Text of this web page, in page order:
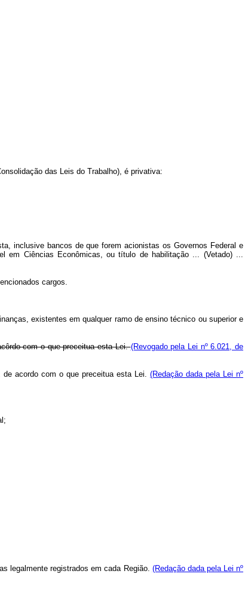
das Leis do Trabalho), é privativa:
inclusive bancos de que forem acionistas os Governos Federal e
em Ciências Econômicas, ou título de habilitação ... (Vetado) ...
cargos.
existentes em qualquer ramo de ensino técnico ou superior e
com o que preceitua esta Lei.(Revogado pela Lei nº 6.021, de
de acordo com o que preceitua esta Lei.(Redação dada pela Lei nº
legalmente registrados em cada Região. (Redação dada pela Lei nº